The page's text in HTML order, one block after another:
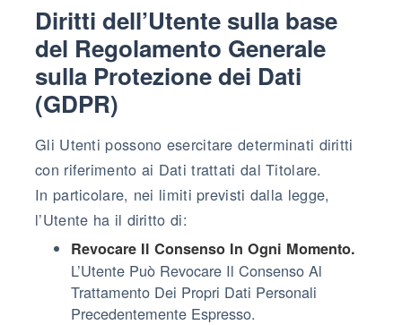
Diritti dell’Utente sulla base
del Regolamento Generale
sulla Protezione dei Dati
(GDPR)
Gli Utenti possono esercitare determinati diritti
con riferimento ai Dati trattati dal Titolare.
In particolare, nei limiti previsti dalla legge,
l’Utente ha il diritto di:
Revocare Il Consenso In Ogni Momento.
L’Utente Può Revocare Il Consenso Al
Trattamento Dei Propri Dati Personali
Precedentemente Espresso.